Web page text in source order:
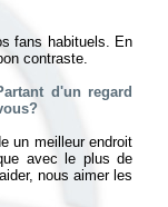
fans habituels. En
contraste.
d'un regard
un meilleur endroit
avec le plus de
nous aimer les